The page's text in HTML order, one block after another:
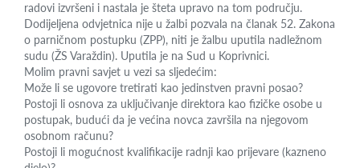
radovi izvršeni i nastala je šteta upravo na tom području.
Dodijeljena odvjetnica nije u žalbi pozvala na članak 52. Zakona
o parničnom postupku (ZPP), niti je žalbu uputila nadležnom
sudu (ŽS Varaždin). Uputila je na Sud u Koprivnici.
Molim pravni savjet u vezi sa sljedećim:
Može li se ugovore tretirati kao jedinstven pravni posao?
Postoji li osnova za uključivanje direktora kao fizičke osobe u
postupak, budući da je većina novca završila na njegovom
osobnom računu?
Postoji li mogućnost kvalifikacije radnji kao prijevare (kazneno